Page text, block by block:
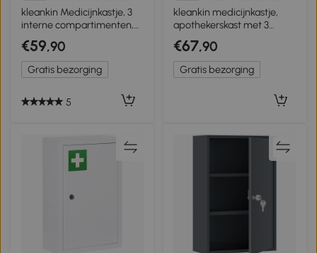
3+
kleankin Medicijnkastje, 3
interne compartimenten,
magnetische sluiting,
kruissymbool, stalen
behuizing, wit, 30 x 12 x 60
cm
€59,90
Gratis bezorging
5
1+
kleankin medicijnkastje,
apothekerskast met 3
vakken, 2 sleutels, staal
€67,90
Gratis bezorging